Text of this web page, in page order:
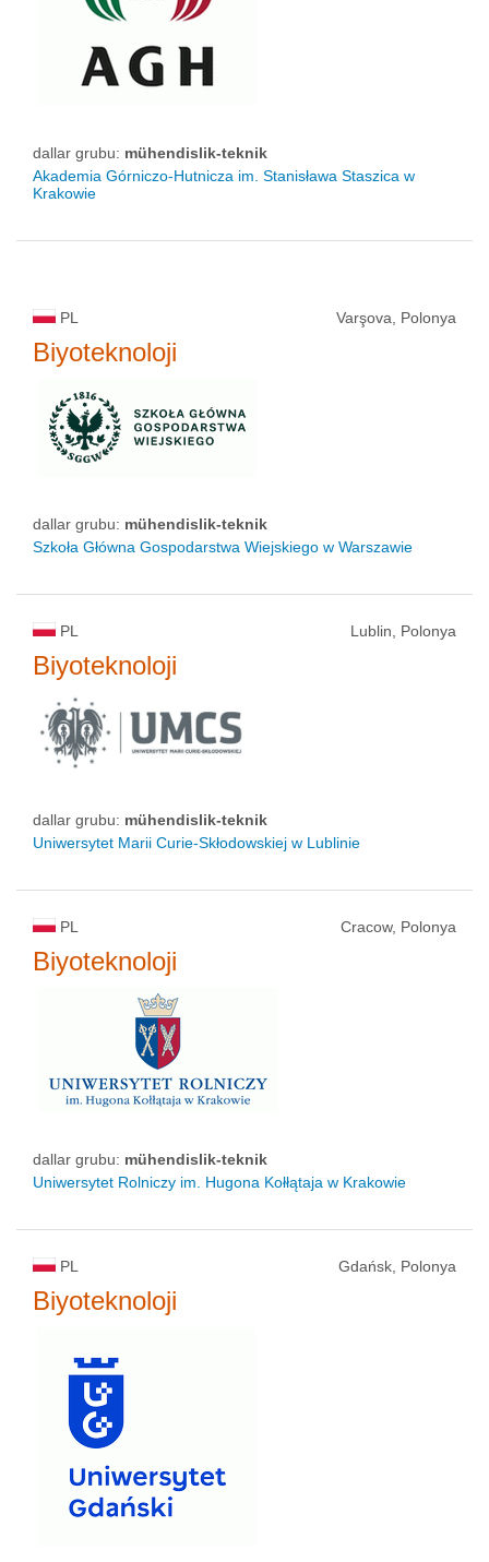
dallar grubu: mühendislik-teknik
Akademia Górniczo-Hutnicza im. Stanisława Staszica w
Krakowie
PL Varşova, Polonya
Biyoteknoloji
dallar grubu: mühendislik-teknik
Szkoła Główna Gospodarstwa Wiejskiego w Warszawie
PL Lublin, Polonya
Biyoteknoloji
dallar grubu: mühendislik-teknik
Uniwersytet Marii Curie-Skłodowskiej w Lublinie
PL Cracow, Polonya
Biyoteknoloji
dallar grubu: mühendislik-teknik
Uniwersytet Rolniczy im. Hugona Kołłątaja w Krakowie
PL Gdańsk, Polonya
Biyoteknoloji